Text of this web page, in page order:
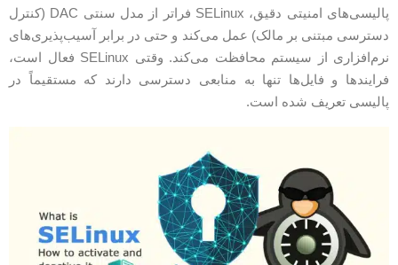
پالیسی‌های امنیتی دقیق، SELinux فراتر از مدل سنتی DAC (کنترل
مبتنی بر مالک) عمل می‌کند و حتی در برابر آسیب‌پذیری‌های
نرم‌افزاری از سیستم محافظت می‌کند. وقتی SELinux فعال است،
و فایل‌ها تنها به منابعی دسترسی دارند که مستقیماً در
تعریف شده است.